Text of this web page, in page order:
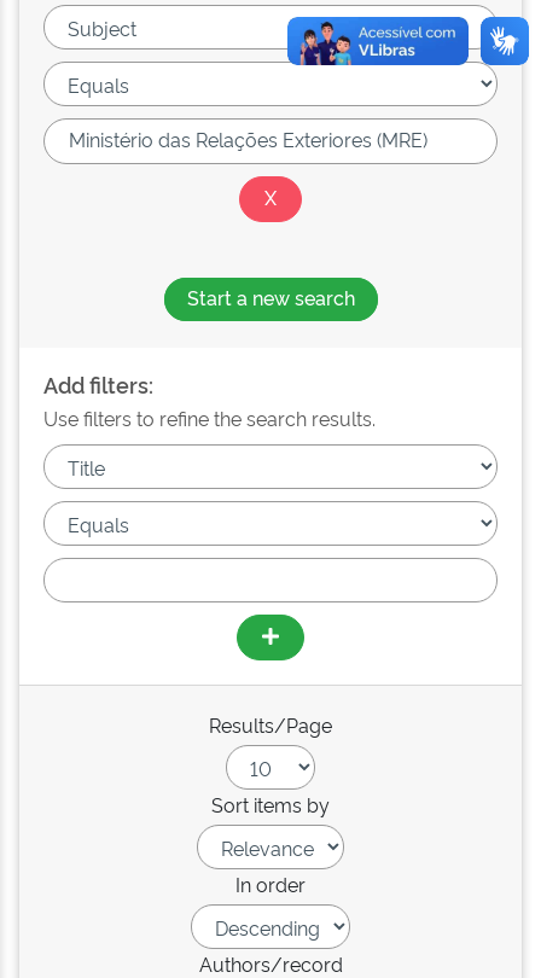
Start a new search
Add filters:
Use filters to refine the search results.
Results/Page
Sort items by
In order
Authors/record